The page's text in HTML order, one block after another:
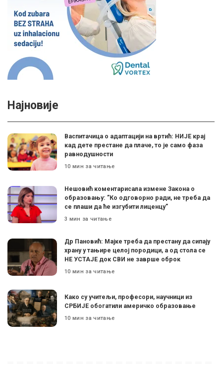
Најновије
Васпитачица о адаптацији на вртић: НИЈЕ крај
кад дете престане да плаче, то је само фаза
равнодушности
10 мин за читање
Нешовић коментарисала измене Закона о
образовању: ”Ко одговорно ради, не треба да
се плаши да ће изгубити лиценцу”
3 мин за читање
Др Пановић: Мајке треба да престану да сипају
храну у тањире целој породици, а од стола се
НЕ УСТАЈЕ док СВИ не заврше оброк
10 мин за читање
Како су учитељи, професори, научници из
СРБИЈЕ обогатили америчко образовање
10 мин за читање